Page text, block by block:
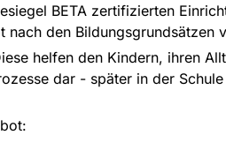
BETA zertifizierten
den Bildungsgrundsätzen
helfen den Kindern, ihren
dar - später in der